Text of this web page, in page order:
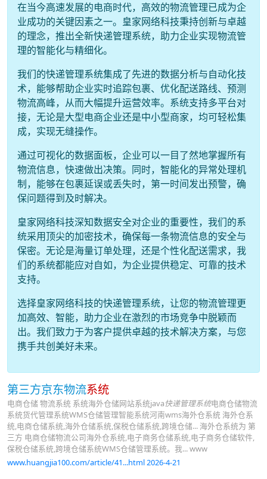
在当今高速发展的电商时代，高效的物流管理已成为企
业成功的关键因素之一。皇家网络科技秉持创新与卓越
的理念，推出全新快递管理系统，助力企业实现物流管
理的智能化与精细化。
我们的快递管理系统集成了先进的数据分析与自动化技
术，能够帮助企业实时追踪包裹、优化配送路线、预测
物流高峰，从而大幅提升运营效率。系统支持多平台对
接，无论是大型电商企业还是中小型商家，均可轻松集
成，实现无缝操作。
通过可视化的数据面板，企业可以一目了然地掌握所有
物流信息，快速做出决策。同时，智能化的异常处理机
制，能够在包裹延误或丢失时，第一时间发出预警，确
保问题得到及时解决。
皇家网络科技深知数据安全对企业的重要性，我们的系
统采用顶尖的加密技术，确保每一条物流信息的安全与
保密。无论是海量订单处理，还是个性化配送需求，我
们的系统都能应对自如，为企业提供稳定、可靠的技术
支持。
选择皇家网络科技的快递管理系统，让您的物流管理更
加高效、智能，助力企业在激烈的市场竞争中脱颖而
出。我们致力于为客户提供卓越的技术解决方案，与您
携手共创美好未来。
第三方京东物流系统
电商仓储 物流系统 系统海外仓储网站系统java快递管理系统电商仓储物流
系统货代管理系统WMS仓储管理智能系统河南wms海外仓系统 海外仓系
统,电商仓储系统,海外仓储系统,保税仓储系统,跨境仓储... 海外仓系统为 第
三方 电商仓储物流公司海外仓系统,电子商务仓储系统,电子商务仓储软件,
保税仓储系统,跨境仓储系统WMS仓储管理系统。我... www
www.huangjia100.com/article/41...html 2026-4-21